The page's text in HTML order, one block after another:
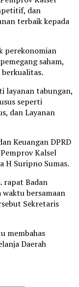
dan
terbaik kepada
perekonomian
saham,
layanan tabungan,
seperti
dan Layanan
Keuangan DPRD
Kalsel
H Suripno Sumas.
rapat Badan
waktu bersamaan
Sekretaris
membahas
Daerah